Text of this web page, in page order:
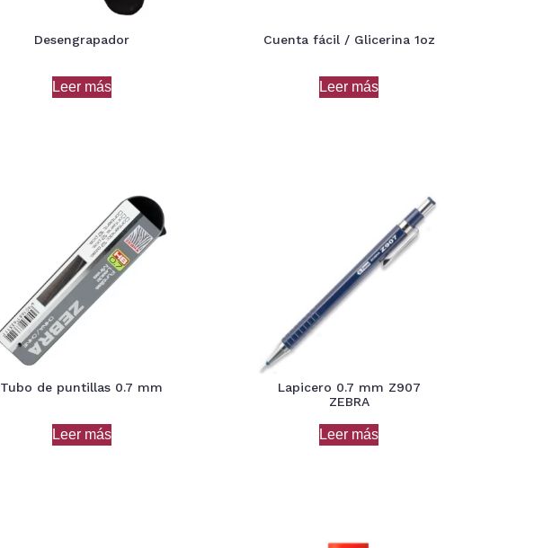
Desengrapador
Leer más
Cuenta fácil / Glicerina 1oz
Leer más
Tubo de puntillas 0.7 mm
Leer más
Lapicero 0.7 mm Z907
ZEBRA
Leer más